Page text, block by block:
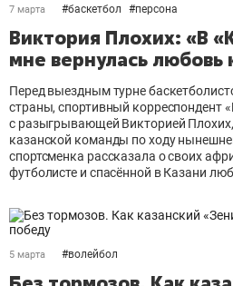
7 марта #баскетбол #персона
Виктория Плохих: «В
мне вернулась любовь
Перед выездным турне
страны, спортивный корреспондент
с разыгрывающей Викторией
казанской команды по ходу
спортсменка рассказала о своих
футболисте и спасённой в Казани
5 марта #волейбол